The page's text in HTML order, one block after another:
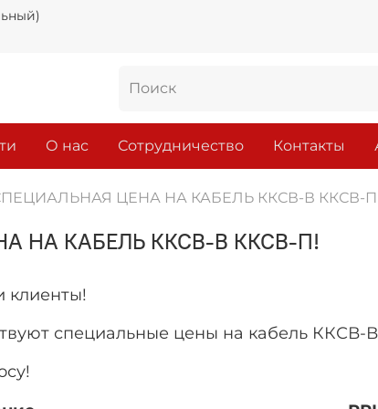
О нас Сотрудничество Контакты
ЦЕНА НА КАБЕЛЬ ККСВ-В ККСВ-
НА КАБЕЛЬ ККСВ-В ККСВ-П!
клиенты!
специальные цены на кабель ККСВ-